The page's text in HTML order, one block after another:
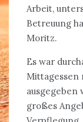
Arbeit,
Betreuung
Moritz.
Es war
Mittagessen
ausgegeben
großes